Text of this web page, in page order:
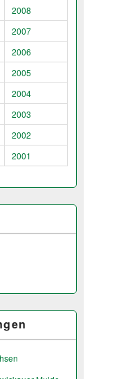
2008
2007
2006
2005
2004
2003
2002
2001